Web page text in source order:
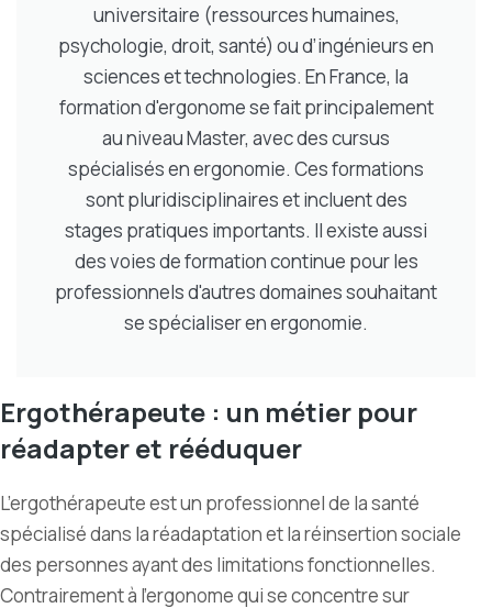
universitaire (ressources humaines,
psychologie, droit, santé) ou d’ingénieurs en
sciences et technologies. En France, la
formation d'ergonome se fait principalement
au niveau Master, avec des cursus
spécialisés en ergonomie. Ces formations
sont pluridisciplinaires et incluent des
stages pratiques importants. Il existe aussi
des voies de formation continue pour les
professionnels d'autres domaines souhaitant
se spécialiser en ergonomie.
Ergothérapeute : un métier pour
réadapter et rééduquer
L’ergothérapeute est un professionnel de la santé
spécialisé dans la réadaptation et la réinsertion sociale
des personnes ayant des limitations fonctionnelles.
Contrairement à l’ergonome qui se concentre sur